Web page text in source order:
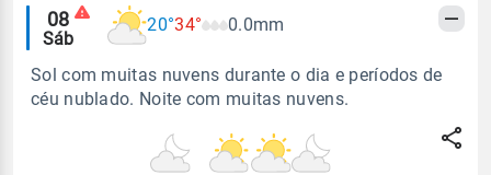
Alertas
meteorológicos
08
Sáb
20°34° 0.0mm
Sol com muitas nuvens durante o dia e períodos de
céu nublado. Noite com muitas nuvens.